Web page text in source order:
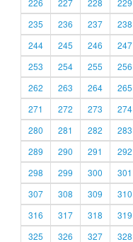
226
227 228 229
235
236 237 238
244
245 246 247
253
254 255 256
262
263 264 265
271
272 273 274
280
281 282 283
289
290 291 292
298
299 300 301
307
308 309 310
316
317 318 319
325
326 327 328